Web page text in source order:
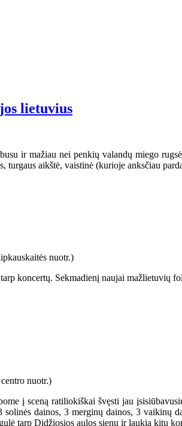
lietuvius
ir mažiau nei penkių valandų miego
turgaus aikštė, vaistinė (kurioje anksčiau
koncertų. Sekmadienį naujai mažlietuvių
į sceną ratiliokiškai švęsti jau
dainos, 3 merginų dainos, 3 vaikinų
tarp Didžiosios aulos sienų ir laukia kitų